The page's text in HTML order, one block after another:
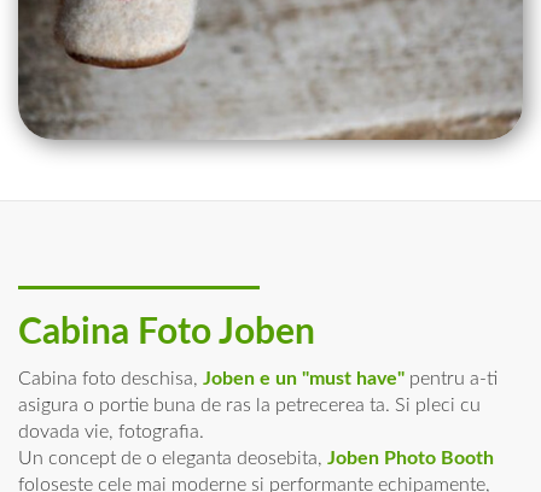
Cabina Foto Joben
Cabina foto deschisa, Joben e un "must have" pentru a-ti
asigura o portie buna de ras la petrecerea ta. Si pleci cu
dovada vie, fotografia.
Un concept de o eleganta deosebita, Joben Photo Booth
foloseste cele mai moderne si performante echipamente,